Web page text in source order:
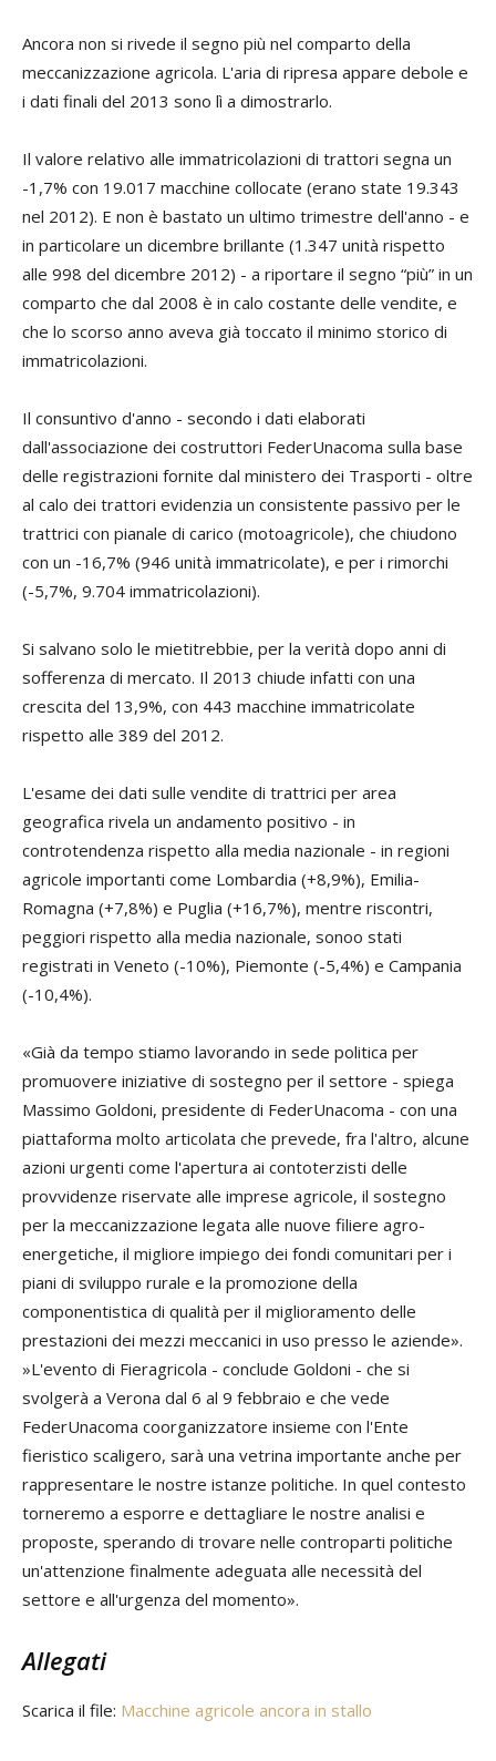
Ancora non si rivede il segno più nel comparto della
meccanizzazione agricola. L'aria di ripresa appare debole e
i dati finali del 2013 sono lì a dimostrarlo.
Il valore relativo alle immatricolazioni di trattori segna un
-1,7% con 19.017 macchine collocate (erano state 19.343
nel 2012). E non è bastato un ultimo trimestre dell'anno - e
in particolare un dicembre brillante (1.347 unità rispetto
alle 998 del dicembre 2012) - a riportare il segno “più” in un
comparto che dal 2008 è in calo costante delle vendite, e
che lo scorso anno aveva già toccato il minimo storico di
immatricolazioni.
Il consuntivo d'anno - secondo i dati elaborati
dall'associazione dei costruttori FederUnacoma sulla base
delle registrazioni fornite dal ministero dei Trasporti - oltre
al calo dei trattori evidenzia un consistente passivo per le
trattrici con pianale di carico (motoagricole), che chiudono
con un -16,7% (946 unità immatricolate), e per i rimorchi
(-5,7%, 9.704 immatricolazioni).
Si salvano solo le mietitrebbie, per la verità dopo anni di
sofferenza di mercato. Il 2013 chiude infatti con una
crescita del 13,9%, con 443 macchine immatricolate
rispetto alle 389 del 2012.
L'esame dei dati sulle vendite di trattrici per area
geografica rivela un andamento positivo - in
controtendenza rispetto alla media nazionale - in regioni
agricole importanti come Lombardia (+8,9%), Emilia-
Romagna (+7,8%) e Puglia (+16,7%), mentre riscontri,
peggiori rispetto alla media nazionale, sonoo stati
registrati in Veneto (-10%), Piemonte (-5,4%) e Campania
(-10,4%).
«Già da tempo stiamo lavorando in sede politica per
promuovere iniziative di sostegno per il settore - spiega
Massimo Goldoni, presidente di FederUnacoma - con una
piattaforma molto articolata che prevede, fra l'altro, alcune
azioni urgenti come l'apertura ai contoterzisti delle
provvidenze riservate alle imprese agricole, il sostegno
per la meccanizzazione legata alle nuove filiere agro-
energetiche, il migliore impiego dei fondi comunitari per i
piani di sviluppo rurale e la promozione della
componentistica di qualità per il miglioramento delle
prestazioni dei mezzi meccanici in uso presso le aziende».
»L'evento di Fieragricola - conclude Goldoni - che si
svolgerà a Verona dal 6 al 9 febbraio e che vede
FederUnacoma coorganizzatore insieme con l'Ente
fieristico scaligero, sarà una vetrina importante anche per
rappresentare le nostre istanze politiche. In quel contesto
torneremo a esporre e dettagliare le nostre analisi e
proposte, sperando di trovare nelle controparti politiche
un'attenzione finalmente adeguata alle necessità del
settore e all'urgenza del momento».
Allegati
Scarica il file: Macchine agricole ancora in stallo